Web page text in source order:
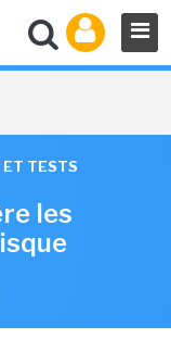
TESTS
les